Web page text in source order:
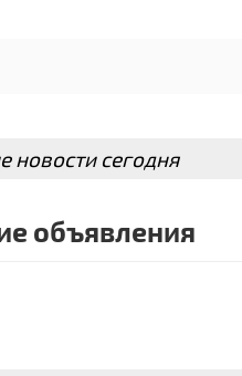
автомобиль
новости сегодня
объявления